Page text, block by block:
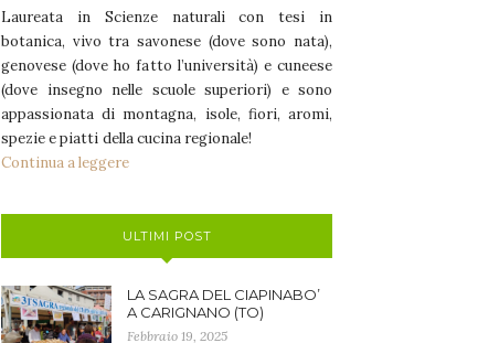
Laureata in Scienze naturali con tesi in
botanica, vivo tra savonese (dove sono nata),
genovese (dove ho fatto l’università) e cuneese
(dove insegno nelle scuole superiori) e sono
appassionata di montagna, isole, fiori, aromi,
spezie e piatti della cucina regionale!
Continua a leggere
ULTIMI POST
LA SAGRA DEL CIAPINABO’
A CARIGNANO (TO)
Febbraio 19, 2025